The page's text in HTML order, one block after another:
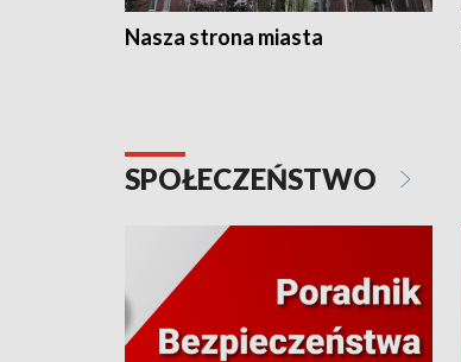
Nasza strona miasta
SPOŁECZEŃSTWO